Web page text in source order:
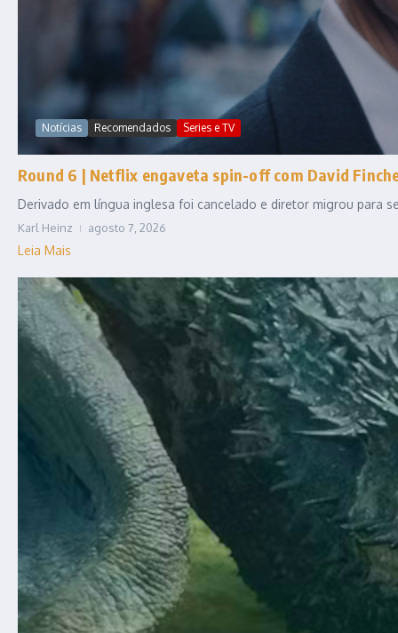
Notícias Recomendados Series e TV
Round 6 | Netflix engaveta spin-off com David
Derivado em língua inglesa foi cancelado e diretor migrou para
Karl Heinz agosto 7, 2026
Leia Mais